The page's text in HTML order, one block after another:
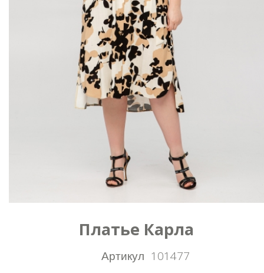
Платье Карла
Артикул 101477